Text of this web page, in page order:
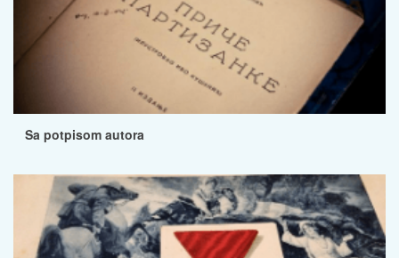
Sa potpisom autora